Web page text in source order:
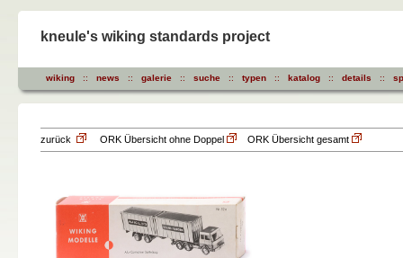
kneule's wiking standards project
wiking :: news :: galerie :: suche :: typen :: katalog :: details ::
zurück ORK Übersicht ohne Doppel ORK Übersicht gesamt